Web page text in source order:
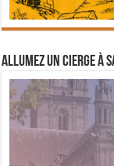
Allumez un cierge à